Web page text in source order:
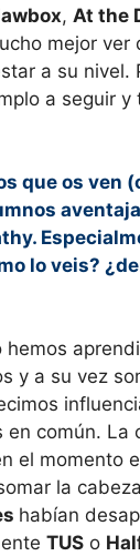
, At the
mejor ver
a su nivel.
a seguir y
que os ven
lo veis?
hemos
y a su vez
común. La
el momento
la
habían
TUS o